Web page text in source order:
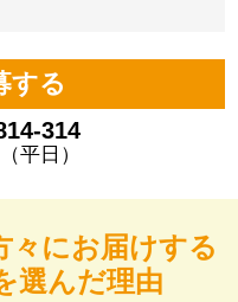
する
314
平日）
々にお届けする
選んだ理由